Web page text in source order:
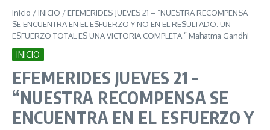
Inicio / INICIO / EFEMERIDES JUEVES 21 – “NUESTRA RECOMPENSA
SE ENCUENTRA EN EL ESFUERZO Y NO EN EL RESULTADO. UN
ESFUERZO TOTAL ES UNA VICTORIA COMPLETA.” Mahatma Gandhi
INICIO
EFEMERIDES JUEVES 21 –
“NUESTRA RECOMPENSA SE
ENCUENTRA EN EL ESFUERZO Y